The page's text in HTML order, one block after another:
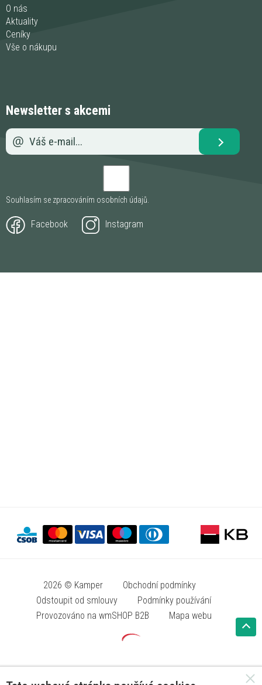
O nás
Aktuality
Ceníky
Vše o nákupu
Newsletter s akcemi
Souhlasím se zpracováním osobních údajů
Facebook Instagram
2026 © Kamper
Obchodní podmínky
Odstoupit od smlouvy
Podmínky používání
Provozováno na wmSHOP B2B
Mapa webu